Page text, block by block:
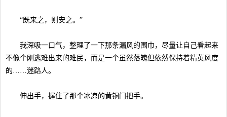
“既来之，则安之。”
我深吸一口气，整理了一下那条漏风的围巾，尽量让自己看起来
不像个刚逃难出来的难民，而是一个虽然落魄但依然保持着精英风度
的……迷路人。
伸出手，握住了那个冰凉的黄铜门把手。